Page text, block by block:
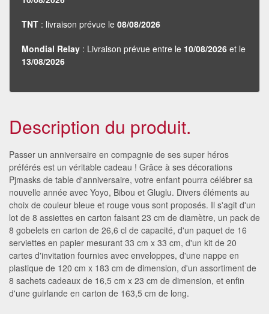
TNT : livraison prévue le 08/08/2026
Mondial Relay : Livraison prévue entre le 10/08/2026 et le
13/08/2026
Description du produit.
Passer un anniversaire en compagnie de ses super héros
préférés est un véritable cadeau ! Grâce à ses décorations
Pjmasks de table d'anniversaire, votre enfant pourra célébrer sa
nouvelle année avec Yoyo, Bibou et Gluglu. Divers éléments au
choix de couleur bleue et rouge vous sont proposés. Il s'agit d'un
lot de 8 assiettes en carton faisant 23 cm de diamètre, un pack de
8 gobelets en carton de 26,6 cl de capacité, d'un paquet de 16
serviettes en papier mesurant 33 cm x 33 cm, d'un kit de 20
cartes d'invitation fournies avec enveloppes, d'une nappe en
plastique de 120 cm x 183 cm de dimension, d'un assortiment de
8 sachets cadeaux de 16,5 cm x 23 cm de dimension, et enfin
d'une guirlande en carton de 163,5 cm de long.